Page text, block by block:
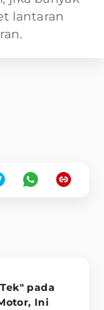
lantaran
pada
Ini